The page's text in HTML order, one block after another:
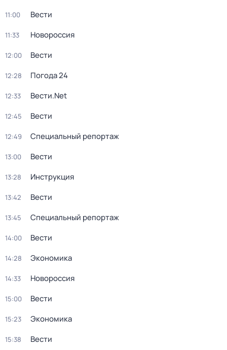
11:00 Вести
11:33 Новороссия
12:00 Вести
12:28 Погода 24
12:33 Вести.Net
12:45 Вести
12:49 Специальный репортаж
13:00 Вести
13:28 Инструкция
13:42 Вести
13:45 Специальный репортаж
14:00 Вести
14:28 Экономика
14:33 Новороссия
15:00 Вести
15:23 Экономика
15:38 Вести